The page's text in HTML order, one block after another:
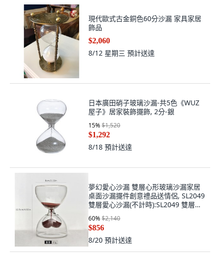
現代歐式古金銅色60分沙漏 家具家居
飾品
$2,060
8/12 星期三 預計送達
日本廣田硝子玻璃沙漏-共5色《WUZ
屋子》居家裝飾擺飾, 2分-銀
15%$1,520
$1,292
8/18 預計送達
夢幻愛心沙漏 雙層心形玻璃沙漏家居
桌面沙漏擺件創意禮品送情侶, SL2049
雙層愛心沙漏(不計時):SL2049 雙層愛
心沙漏(不計時)
60%$2,140
$856
8/20 預計送達